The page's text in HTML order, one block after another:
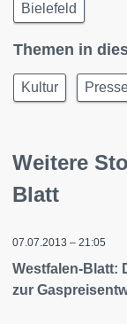
Bielefeld
Themen in
Kultur
Weitere
Blatt
07.07.2013 – 21:05
Westfalen-Blatt:
zur